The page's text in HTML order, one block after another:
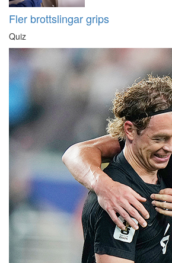
Fler brottslingar grips
Quiz